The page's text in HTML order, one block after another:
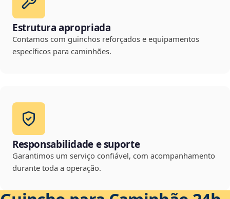
Estrutura apropriada
Contamos com guinchos reforçados e equipamentos
específicos para caminhões.
Responsabilidade e suporte
Garantimos um serviço confiável, com acompanhamento
durante toda a operação.